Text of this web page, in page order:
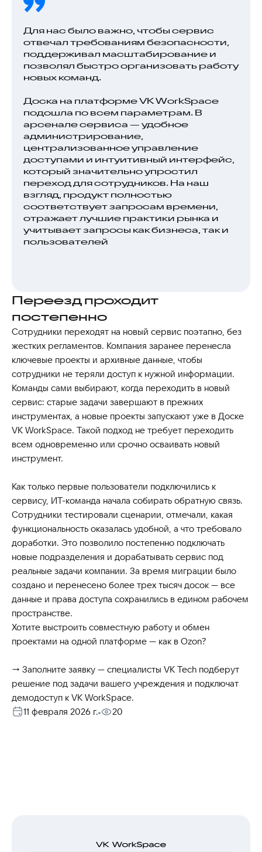
Для нас было важно, чтобы сервис
отвечал требованиям безопасности,
поддерживал масштабирование и
позволял быстро организовать работу
новых команд.
Доска на платформе VK WorkSpace
подошла по всем параметрам. В
арсенале сервиса — удобное
администрирование,
централизованное управление
доступами и интуитивный интерфейс,
который значительно упростил
переход для сотрудников. На наш
взгляд, продукт полностью
соответствует запросам времени,
отражает лучшие практики рынка и
учитывает запросы как бизнеса, так и
пользователей
Переезд проходит
постепенно
Сотрудники переходят на новый сервис поэтапно, без
жестких регламентов. Компания заранее перенесла
ключевые проекты и архивные данные, чтобы
сотрудники не теряли доступ к нужной информации.
Команды сами выбирают, когда переходить в новый
сервис: старые задачи завершают в прежних
инструментах, а новые проекты запускают уже в Доске
VK WorkSpace. Такой подход не требует переходить
всем одновременно или срочно осваивать новый
инструмент.
Как только первые пользователи подключились к
сервису, ИТ-команда начала собирать обратную связь.
Сотрудники тестировали сценарии, отмечали, какая
функциональность оказалась удобной, а что требовало
доработки. Это позволило постепенно подключать
новые подразделения и дорабатывать сервис под
реальные задачи компании. За время миграции было
создано и перенесено более трех тысяч досок — все
данные и права доступа сохранились в едином рабочем
пространстве.
Хотите выстроить совместную работу и обмен
проектами на одной платформе — как в Ozon?
→ Заполните заявку — специалисты VK Tech подберут
решение под задачи вашего учреждения и подключат
демодоступ к VK WorkSpace.
11 февраля 2026 г.
20